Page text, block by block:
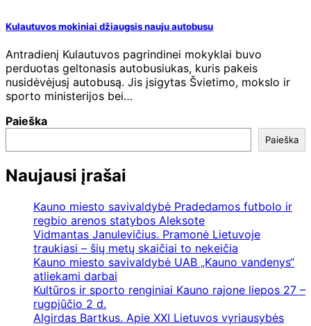
Kulautuvos mokiniai džiaugsis nauju autobusu
Antradienį Kulautuvos pagrindinei mokyklai buvo
perduotas geltonasis autobusiukas, kuris pakeis
nusidėvėjusį autobusą. Jis įsigytas Švietimo, mokslo ir
sporto ministerijos bei…
Paieška
Paieška
Naujausi įrašai
Kauno miesto savivaldybė Pradedamos futbolo ir
regbio arenos statybos Aleksote
Vidmantas Janulevičius. Pramonė Lietuvoje
traukiasi – šių metų skaičiai to nekeičia
Kauno miesto savivaldybė UAB „Kauno vandenys“
atliekami darbai
Kultūros ir sporto renginiai Kauno rajone liepos 27 –
rugpjūčio 2 d.
Algirdas Bartkus. Apie XXI Lietuvos vyriausybės